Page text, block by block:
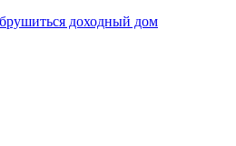
доходный дом